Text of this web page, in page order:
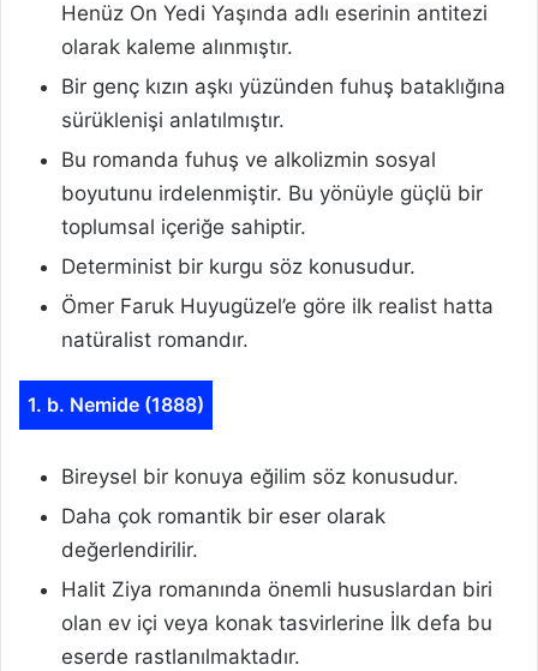
Henüz On Yedi Yaşında adlı eserinin antitezi
olarak kaleme alınmıştır.
Bir genç kızın aşkı yüzünden fuhuş bataklığına
sürüklenişi anlatılmıştır.
Bu romanda fuhuş ve alkolizmin sosyal
boyutunu irdelenmiştir. Bu yönüyle güçlü bir
toplumsal içeriğe sahiptir.
Determinist bir kurgu söz konusudur.
Ömer Faruk Huyugüzel’e göre ilk realist hatta
natüralist romandır.
1. b. Nemide (1888)
Bireysel bir konuya eğilim söz konusudur.
Daha çok romantik bir eser olarak
değerlendirilir.
Halit Ziya romanında önemli hususlardan biri
olan ev içi veya konak tasvirlerine İlk defa bu
eserde rastlanılmaktadır.